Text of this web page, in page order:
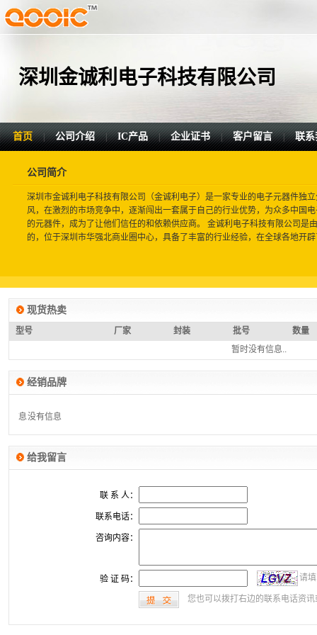
深圳金诚利电子科技有限公司
首页 | 公司介绍 | IC产品 | 企业证书 | 客户留言 | 联系
公司简介
深圳市金诚利电子科技有限公司（金诚利电子）是一家专业的电子元器件独
风，在激烈的市场竞争中，逐渐闯出一套属于自己的行业优势，为众多中国
的元器件，成为了让他们信任的和依赖供应商。 金诚利电子科技有限公司是
的，位于深圳市华强北商业圈中心，具备了丰富的行业经验，在全球各地开
现货热卖
型号 厂家 封装 批号
数量
暂时没有信息..
经销品牌
没有信息没有信息
给我留言
联 系 人：
联系电话：
咨询内容：
验 证 码： 请填
您也可以拨打右边的联系电话资